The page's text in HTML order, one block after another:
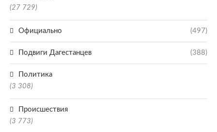
(27 729)
Официально (497)
Подвиги Дагестанцев (388)
Политика
(3 308)
Происшествия
(3 773)